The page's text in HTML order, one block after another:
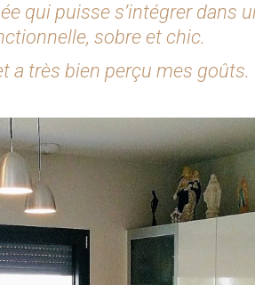
qui puisse s’intégrer dans
sobre et chic.
a très bien perçu mes goûts.